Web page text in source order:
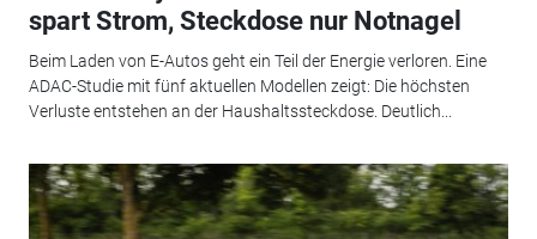
spart Strom, Steckdose nur Notnagel
Beim Laden von E-Autos geht ein Teil der Energie verloren. Eine
ADAC-Studie mit fünf aktuellen Modellen zeigt: Die höchsten
Verluste entstehen an der Haushaltssteckdose. Deutlich...